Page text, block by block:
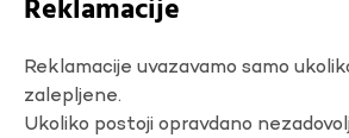
Reklamacije
Reklamacije uvazavamo samo
zalepljene.
Ukoliko postoji opravdano